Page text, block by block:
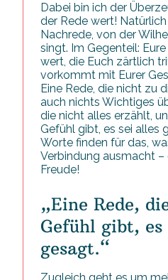
Dabei bin ich der
der Rede wert!
Nachrede, von der
singt. Im Gegenteil:
wert, die Euch zärtlich
vorkommt mit Eurer
Eine Rede, die nicht zu
auch nichts Wichtiges
die nicht alles erzählt,
Gefühl gibt, es sei alles
Worte finden für das,
Verbindung ausmacht –
Freude!
„Eine Rede,
Gefühl gibt, es
gesagt.“